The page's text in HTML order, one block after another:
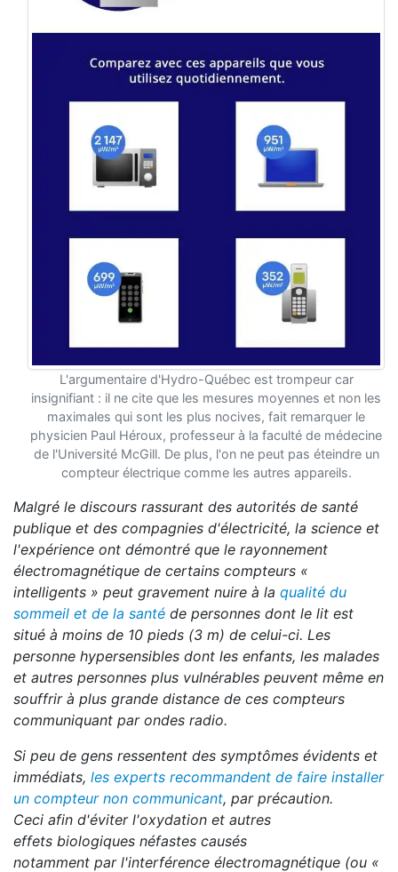
L'argumentaire d'Hydro-Québec est trompeur car
insignifiant : il ne cite que les mesures moyennes et non les
maximales qui sont les plus nocives, fait remarquer le
physicien Paul Héroux, professeur à la faculté de médecine
de l'Université McGill. De plus, l'on ne peut pas éteindre un
compteur électrique comme les autres appareils.
Malgré le discours rassurant des autorités de santé
publique et des compagnies d'électricité, la science et
l'expérience ont démontré que le rayonnement
électromagnétique de certains compteurs «
intelligents » peut gravement nuire à la qualité du
sommeil et de la santé de personnes dont le lit est
situé à moins de 10 pieds (3 m) de celui-ci. Les
personne hypersensibles dont les enfants, les malades
et autres personnes plus vulnérables peuvent même en
souffrir à plus grande distance de ces compteurs
communiquant par ondes radio.
Si peu de gens ressentent des symptômes évidents et
immédiats, les experts recommandent de faire installer
un compteur non communicant, par précaution.
Ceci afin d'éviter l'oxydation et autres
effets biologiques néfastes causés
notamment par l'interférence électromagnétique (ou «